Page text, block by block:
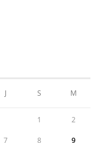
J S M
1 2
7 8 9